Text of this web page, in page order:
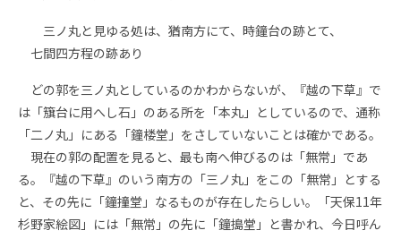
三ノ丸と見ゆる処は、猶南方にて、時鐘台の跡とて、
七間四方程の跡あり
どの郭を三ノ丸としているのかわからないが、『越の下草』で
は「簱台に用へし石」のある所を「本丸」としているので、通称
「二ノ丸」にある「鐘楼堂」をさしていないことは確かである。
現在の郭の配置を見ると、最も南へ伸びるのは「無常」であ
る。『越の下草』のいう南方の「三ノ丸」をこの「無常」とする
と、その先に「鐘撞堂」なるものが存在したらしい。「天保11年
杉野家絵図」には「無常」の先に「鐘搗堂」と書かれ、今日呼ん